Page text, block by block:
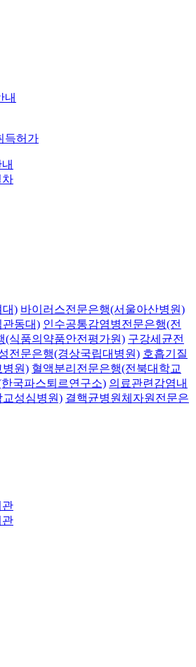
내
득허가
차
대) 바이러스전문은행(서울아산병원)
관동대) 인수공통감염병전문은행(전
(식품의약품안전평가원) 구강세균전
전문은행(경상국립대병원) 호흡기질
병원) 혈액분리전문은행(전북대학교
국파스퇴르연구소) 의료관련감염내
성심병원) 결핵균병원체자원전문은
관
관